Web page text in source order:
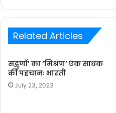
Related Articles
सद्गुणों’ का ‘मिश्रण’ एक साधक
की पहचानः भारती
July 23, 2023